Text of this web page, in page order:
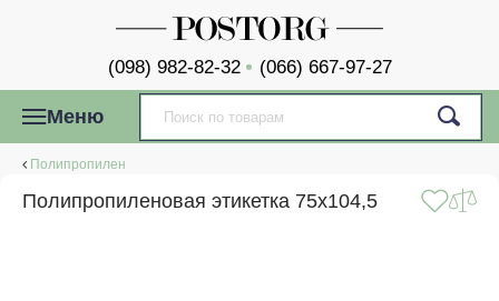
(098) 982-82-32 (066) 667-97-27
Меню
Полипропилен
Полипропиленовая этикетка 75x104,5